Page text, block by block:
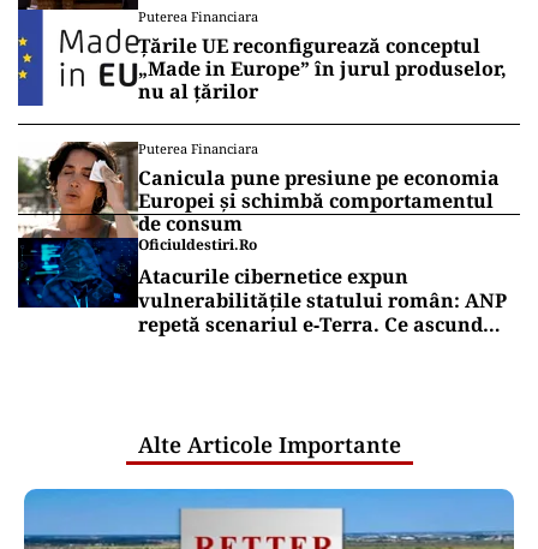
Puterea Financiara
Țările UE reconfigurează conceptul
„Made in Europe” în jurul produselor,
nu al țărilor
Puterea Financiara
Canicula pune presiune pe economia
Europei și schimbă comportamentul
de consum
Oficiuldestiri.ro
Atacurile cibernetice expun
vulnerabilitățile statului român: ANP
repetă scenariul e‑Terra. Ce ascund
Alte Articole Importante